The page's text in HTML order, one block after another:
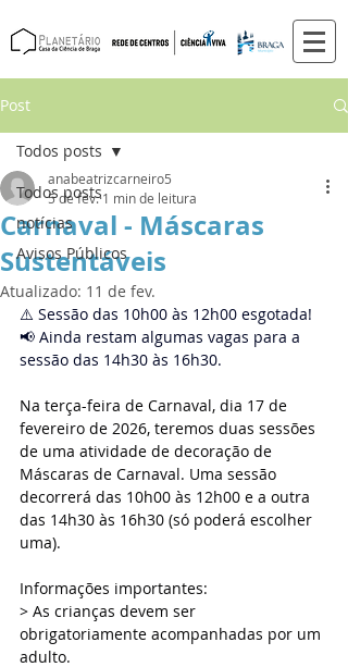
Post
Todos posts
notícias
Avisos Públicos
Todos posts
Carnaval - Máscaras
Sustentáveis
anabeatrizcarneiro5
5 de fev. 1 min de leitura
Atualizado: 11 de fev.
⚠️ Sessão das 10h00 às 12h00 esgotada!
📢 Ainda restam algumas vagas para a
sessão das 14h30 às 16h30.
Na terça-feira de Carnaval, dia 17 de
fevereiro de 2026, teremos duas sessões
de uma atividade de decoração de
Máscaras de Carnaval. Uma sessão
decorrerá das 10h00 às 12h00 e a outra
das 14h30 às 16h30 (só poderá escolher
uma).
Informações importantes:
> As crianças devem ser
obrigatoriamente acompanhadas por um
adulto.